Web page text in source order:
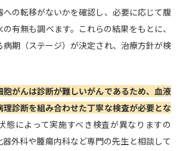
への転移がないかを確認し、必要に応じて腹
有無も調べます。これらの結果をもとに、
期（ステージ）が決定され、治療方針が検
胞がんは診断が難しいがんであるため、血液
診断を組み合わせた丁寧な検査が必要とな
態によって実施すべき検査が異なりますの
外科や腫瘍内科など専門の先生と相談して